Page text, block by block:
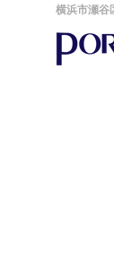
横浜市瀬谷